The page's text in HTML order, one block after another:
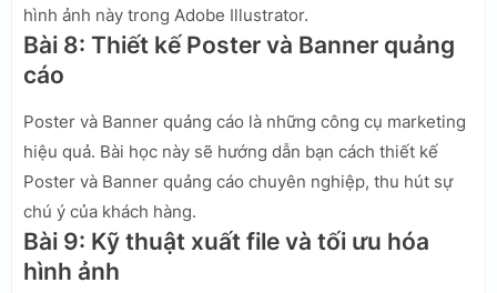
hình ảnh này trong Adobe Illustrator.
Bài 8: Thiết kế Poster và Banner quảng
cáo
Poster và Banner quảng cáo là những công cụ marketing
hiệu quả. Bài học này sẽ hướng dẫn bạn cách thiết kế
Poster và Banner quảng cáo chuyên nghiệp, thu hút sự
chú ý của khách hàng.
Bài 9: Kỹ thuật xuất file và tối ưu hóa
hình ảnh